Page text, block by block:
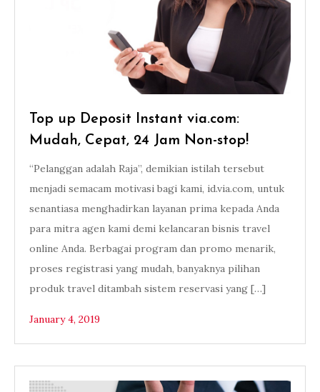
Top up Deposit Instant via.com:
Mudah, Cepat, 24 Jam Non-stop!
“Pelanggan adalah Raja”, demikian istilah tersebut
menjadi semacam motivasi bagi kami, id.via.com, untuk
senantiasa menghadirkan layanan prima kepada Anda
para mitra agen kami demi kelancaran bisnis travel
online Anda. Berbagai program dan promo menarik,
proses registrasi yang mudah, banyaknya pilihan
produk travel ditambah sistem reservasi yang […]
January 4, 2019